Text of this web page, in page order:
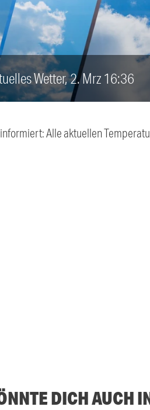
Wetter, 2. Mrz 16:36
Alle aktuellen
DICH AUCH